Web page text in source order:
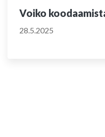
Voiko
28.5.2025